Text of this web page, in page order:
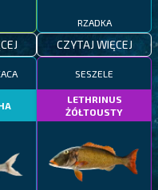
RZADKA
CZYTAJ WIĘCEJ
SESZELE
LETHRINUS
ŻÓŁTOUSTY